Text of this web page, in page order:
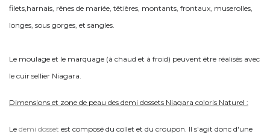
filets,harnais, rênes de mariée, têtières, montants, frontaux, muserolles,
longes, sous gorges, et sangles.
Le moulage et le marquage (à chaud et à froid) peuvent être réalisés avec
le cuir sellier Niagara.
Dimensions et zone de peau des demi dossets Niagara coloris Naturel :
Le demi dosset est composé du collet et du croupon. Il s'agit donc d'une